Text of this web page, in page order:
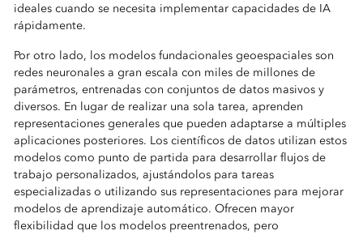
ideales cuando se necesita implementar capacidades de IA
rápidamente.
Por otro lado, los modelos fundacionales geoespaciales son
redes neuronales a gran escala con miles de millones de
parámetros, entrenadas con conjuntos de datos masivos y
diversos. En lugar de realizar una sola tarea, aprenden
representaciones generales que pueden adaptarse a múltiples
aplicaciones posteriores. Los científicos de datos utilizan estos
modelos como punto de partida para desarrollar flujos de
trabajo personalizados, ajustándolos para tareas
especializadas o utilizando sus representaciones para mejorar
modelos de aprendizaje automático. Ofrecen mayor
flexibilidad que los modelos preentrenados, pero